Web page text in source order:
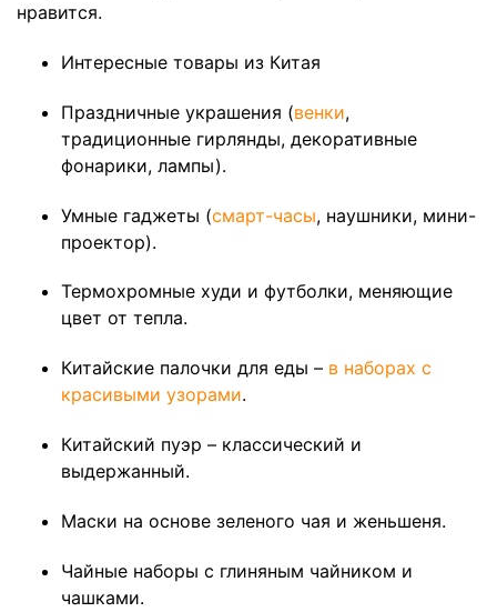
нравится.
Интересные товары из Китая
Праздничные украшения (венки,
традиционные гирлянды, декоративные
фонарики, лампы).
Умные гаджеты (смарт-часы, наушники, мини-
проектор).
Термохромные худи и футболки, меняющие
цвет от тепла.
Китайские палочки для еды – в наборах с
красивыми узорами.
Китайский пуэр – классический и
выдержанный.
Маски на основе зеленого чая и женьшеня.
Чайные наборы с глиняным чайником и
чашками.